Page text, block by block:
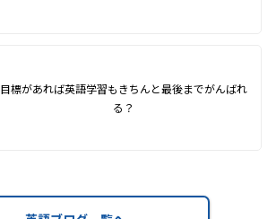
目標があれば英語学習もきちんと最後までがんばれ
る？